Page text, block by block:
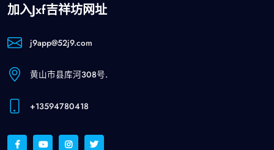
加入jxf吉祥坊网址
j9app@52j9.com
黄山市县库河308号.
+13594780418